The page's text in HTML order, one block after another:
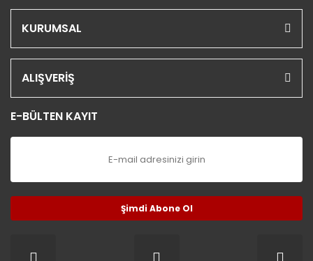
KURUMSAL
ALIŞVERİŞ
E-BÜLTEN KAYIT
Şimdi Abone Ol